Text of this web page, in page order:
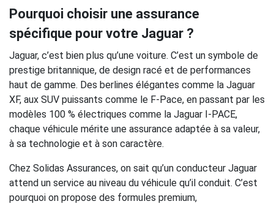
Pourquoi choisir une assurance
spécifique pour votre Jaguar ?
Jaguar, c’est bien plus qu’une voiture. C’est un symbole de
prestige britannique, de design racé et de performances
haut de gamme. Des berlines élégantes comme la Jaguar
XF, aux SUV puissants comme le F-Pace, en passant par les
modèles 100 % électriques comme la Jaguar I-PACE,
chaque véhicule mérite une assurance adaptée à sa valeur,
à sa technologie et à son caractère.
Chez Solidas Assurances, on sait qu’un conducteur Jaguar
attend un service au niveau du véhicule qu’il conduit. C’est
pourquoi on propose des formules premium,